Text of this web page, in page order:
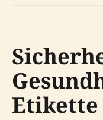
Etikette